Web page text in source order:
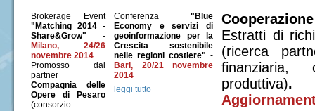
Brokerage Event
"Matching 2014 -
Share&Grow" -
Milano, 24/26
novembre 2014
Promosso dal
partner
Compagnia delle
Opere di Pesaro
(consorzio
Conferenza "Blue
Economy e servizi di
geoinformazione per la
Crescita sostenibile
nelle regioni costiere" -
Bari, 20/21 novembre
2014
leggi tutto
Estratti di
(ricerca
finanziaria,
produttiva).